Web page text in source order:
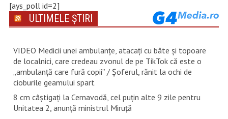
[ays_poll id=2]
ULTIMELE ȘTIRI
VIDEO Medicii unei ambulanțe, atacați cu bâte și topoare
de localnici, care credeau zvonul de pe TikTok că este o
„ambulanță care fură copii” / Șoferul, rănit la ochi de
cioburile geamului spart
8 cm câștigați la Cernavodă, cel puțin alte 9 zile pentru
Unitatea 2, anunță ministrul Miruță